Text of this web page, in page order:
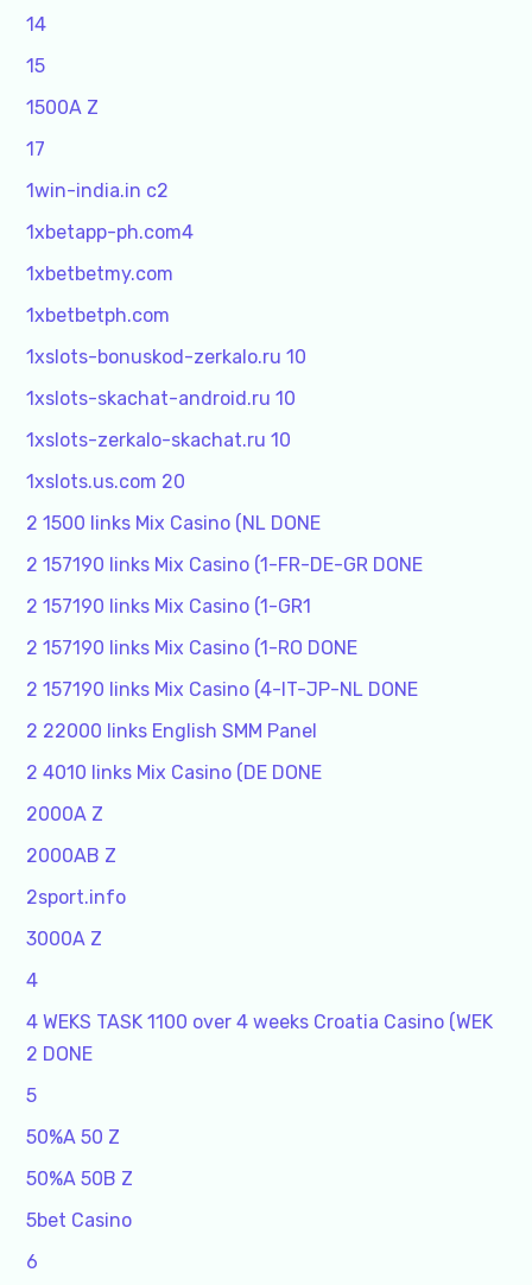
14
15
1500A Z
17
1win-india.in c2
1xbetapp-ph.com4
1xbetbetmy.com
1xbetbetph.com
1xslots-bonuskod-zerkalo.ru 10
1xslots-skachat-android.ru 10
1xslots-zerkalo-skachat.ru 10
1xslots.us.com 20
2 1500 links Mix Casino (NL DONE
2 157190 links Mix Casino (1-FR-DE-GR DONE
2 157190 links Mix Casino (1-GR1
2 157190 links Mix Casino (1-RO DONE
2 157190 links Mix Casino (4-IT-JP-NL DONE
2 22000 links English SMM Panel
2 4010 links Mix Casino (DE DONE
2000A Z
2000AB Z
2sport.info
3000A Z
4
4 WEKS TASK 1100 over 4 weeks Croatia Casino (WEK
2 DONE
5
50%A 50 Z
50%A 50B Z
5bet Casino
6